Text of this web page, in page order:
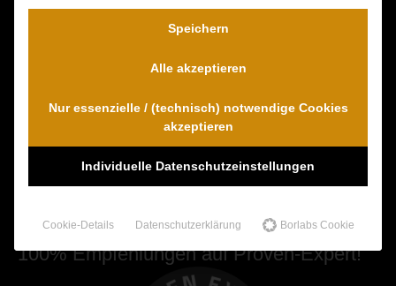
Dr. Wambach & Walter
0800 0005574 - gebührenfrei
0421 54 895 10 - Fax
info@schmerzensgeld-spezialisten.de
100% Empfehlungen auf Proven-Expert!
Speichern
Alle akzeptieren
Nur essenzielle / (technisch) notwendige Cookies
akzeptieren
Individuelle Datenschutzeinstellungen
Cookie-Details Datenschutzerklärung Borlabs Cookie